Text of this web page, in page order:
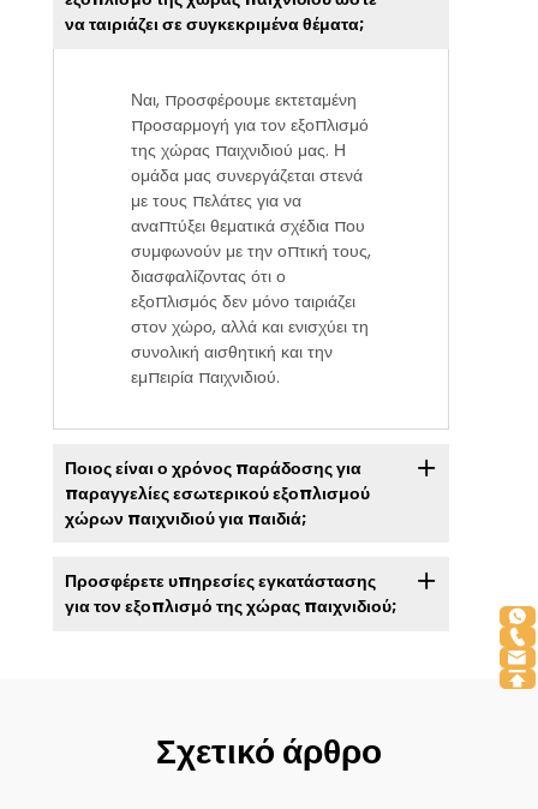
να ταιριάζει σε συγκεκριμένα θέματα;
Ναι, προσφέρουμε εκτεταμένη
προσαρμογή για τον εξοπλισμό
της χώρας παιχνιδιού μας. Η
ομάδα μας συνεργάζεται στενά
με τους πελάτες για να
αναπτύξει θεματικά σχέδια που
συμφωνούν με την οπτική τους,
διασφαλίζοντας ότι ο
εξοπλισμός δεν μόνο ταιριάζει
στον χώρο, αλλά και ενισχύει τη
συνολική αισθητική και την
εμπειρία παιχνιδιού.
Ποιος είναι ο χρόνος παράδοσης για
παραγγελίες εσωτερικού εξοπλισμού
χώρων παιχνιδιού για παιδιά;
Προσφέρετε υπηρεσίες εγκατάστασης
για τον εξοπλισμό της χώρας παιχνιδιού;
Σχετικό άρθρο